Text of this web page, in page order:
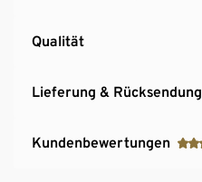
Qualität
Lieferung & Rücksendung
Kundenbewertungen